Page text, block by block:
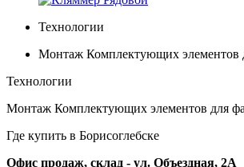
Технологии
Монтаж Комплектующих элементов
Технологии
Монтаж Комплектующих элементов для
Где купить в Борисоглебске
Офис продаж, склад - ул. Объездная, 2А